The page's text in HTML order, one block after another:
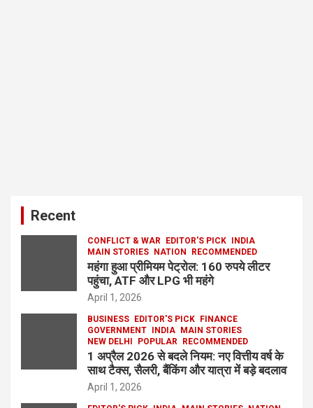
Recent
CONFLICT & WAR EDITOR'S PICK
INDIA
MAIN STORIES
NATION RECOMMENDED
महंगा हुआ प्रीमियम पेट्रोल: 160 रुपये लीटर
पहुंचा, ATF और LPG भी महंगे
April 1, 2026
BUSINESS EDITOR'S PICK
FINANCE
GOVERNMENT
INDIA
MAIN STORIES
NEW DELHI
POPULAR RECOMMENDED
1 अप्रैल 2026 से बदले नियम: नए वित्तीय वर्ष के
साथ टैक्स, सैलरी, बैंकिंग और यात्रा में बड़े बदलाव
April 1, 2026